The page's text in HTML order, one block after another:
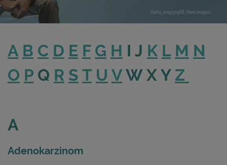
Getty_1015130968_Hero Images
A B C D E F G H I J K L M N
O P Q R S T U VW X Y Z
A
Adenokarzinom